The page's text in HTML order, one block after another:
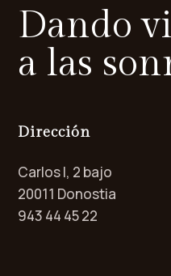
Dando
a las
Dirección
Carlos I, 2 bajo
20011 Donostia
943 44 45 22